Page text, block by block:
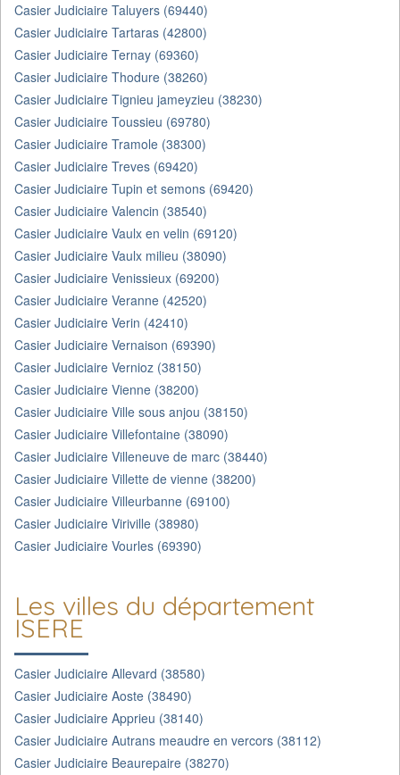
Casier Judiciaire Taluyers (69440)
Casier Judiciaire Tartaras (42800)
Casier Judiciaire Ternay (69360)
Casier Judiciaire Thodure (38260)
Casier Judiciaire Tignieu jameyzieu (38230)
Casier Judiciaire Toussieu (69780)
Casier Judiciaire Tramole (38300)
Casier Judiciaire Treves (69420)
Casier Judiciaire Tupin et semons (69420)
Casier Judiciaire Valencin (38540)
Casier Judiciaire Vaulx en velin (69120)
Casier Judiciaire Vaulx milieu (38090)
Casier Judiciaire Venissieux (69200)
Casier Judiciaire Veranne (42520)
Casier Judiciaire Verin (42410)
Casier Judiciaire Vernaison (69390)
Casier Judiciaire Vernioz (38150)
Casier Judiciaire Vienne (38200)
Casier Judiciaire Ville sous anjou (38150)
Casier Judiciaire Villefontaine (38090)
Casier Judiciaire Villeneuve de marc (38440)
Casier Judiciaire Villette de vienne (38200)
Casier Judiciaire Villeurbanne (69100)
Casier Judiciaire Viriville (38980)
Casier Judiciaire Vourles (69390)
Les villes du département
ISERE
Casier Judiciaire Allevard (38580)
Casier Judiciaire Aoste (38490)
Casier Judiciaire Apprieu (38140)
Casier Judiciaire Autrans meaudre en vercors (38112)
Casier Judiciaire Beaurepaire (38270)